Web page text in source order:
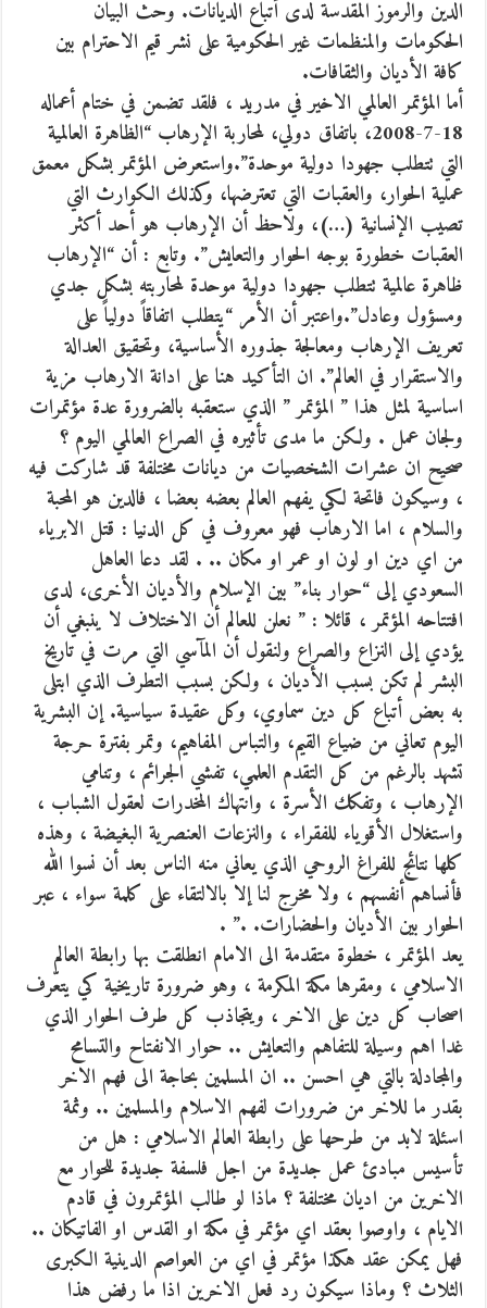
الدين والرموز المقدسة لدى أتباع الديانات. وحث البيان
الحكومات والمنظمات غير الحكومية على نشر قيم الاحترام بين
كافة الأديان والثقافات.
أما المؤتمر العالمي الاخير في مدريد ، فلقد تضمن في ختام أعماله
18-7-2008، باتفاق دولي، لمحاربة الإرهاب “الظاهرة العالمية
التي تتطلب جهودا دولية موحدة”.واستعرض المؤتمر بشكل معمق
عملية الحوار، والعقبات التي تعترضها، وكذلك الكوارث التي
تصيب الإنسانية (…)، ولاحظ أن الإرهاب هو أحد أكثر
العقبات خطورة بوجه الحوار والتعايش”. وتابع : أن “الإرهاب
ظاهرة عالمية تتطلب جهودا دولية موحدة لمحاربته بشكل جدي
ومسؤول وعادل”.واعتبر أن الأمر “يتطلب اتفاقاً دولياً على
تعريف الإرهاب ومعالجة جذوره الأساسية، وتحقيق العدالة
والاستقرار في العالم”. ان التأكيد هنا على ادانة الارهاب مزية
اساسية لمثل هذا ” المؤتمر ” الذي ستعقبه بالضرورة عدة مؤتمرات
ولجان عمل . ولكن ما مدى تأثيره في الصراع العالمي اليوم ؟
صحيح ان عشرات الشخصيات من ديانات مختلفة قد شاركت فيه
، وسيكون فاتحة لكي يفهم العالم بعضه بعضا ، فالدين هو المحبة
والسلام ، اما الارهاب فهو معروف في كل الدنيا : قتل الابرياء
من اي دين او لون او عمر او مكان .. . لقد دعا العاهل
السعودي إلى “حوار بناء” بين الإسلام والأديان الأخرى، لدى
افتتاحه المؤتمر ، قائلا : ” نعلن للعالم أن الاختلاف لا ينبغي أن
يؤدي إلى النزاع والصراع ولنقول أن المآسي التي مرت في تاريخ
البشر لم تكن بسبب الأديان ، ولكن بسبب التطرف الذي ابتلى
به بعض أتباع كل دين سماوي، وكل عقيدة سياسية. إن البشرية
اليوم تعاني من ضياع القيم، والتباس المفاهيم، وتمر بفترة حرجة
تشهد بالرغم من كل التقدم العلمي، تفشي الجرائم ، وتنامي
الإرهاب ، وتفكك الأسرة ، وانتهاك المخدرات لعقول الشباب ،
واستغلال الأقوياء للفقراء ، والنزعات العنصرية البغيضة ، وهذه
كلها نتائج للفراغ الروحي الذي يعاني منه الناس بعد أن نسوا الله
فأنساهم أنفسهم ، ولا مخرج لنا إلا بالالتقاء على كلمة سواء ، عبر
الحوار بين الأديان والحضارات. .” .
يعد المؤتمر ، خطوة متقدمة الى الامام انطلقت بها رابطة العالم
الاسلامي ، ومقرها مكة المكرمة ، وهو ضرورة تاريخية كي يتعّرف
اصحاب كل دين على الاخر ، ويتجاذب كل طرف الحوار الذي
غدا اهم وسيلة للتفاهم والتعايش .. حوار الانفتاح والتسامح
والمجادلة بالتي هي احسن .. ان المسلمين بحاجة الى فهم الاخر
بقدر ما للاخر من ضرورات لفهم الاسلام والمسلمين .. وثمة
اسئلة لابد من طرحها على رابطة العالم الاسلامي : هل من
تأسيس مبادئ عمل جديدة من اجل فلسفة جديدة للحوار مع
الاخرين من اديان مختلفة ؟ ماذا لو طالب المؤتمرون في قادم
الايام ، واوصوا بعقد اي مؤتمر في مكة او القدس او الفاتيكان ..
فهل يمكن عقد هكذا مؤتمر في اي من العواصم الدينية الكبرى
الثلاث ؟ وماذا سيكون رد فعل الاخرين اذا ما رفض هذا